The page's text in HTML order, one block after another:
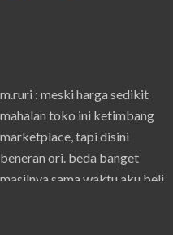
m.ruri : meski harga sedikit
mahalan toko ini ketimbang
marketplace, tapi disini
beneran ori. beda banget
masilnya sama waktu aku beli